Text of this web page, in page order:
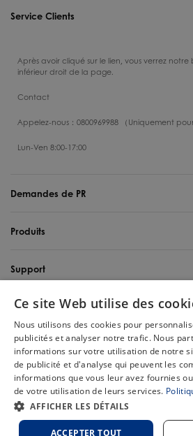
Service Clients
Après avoir cliqué sur le lien, vous verrez
inférieur droit de la page.
Contact
Appelez-nous：0800969988 （Uniquement
Lun-Ven 8:00-17:00
Demandes de PR
Produits
Support
Qui sommes-nous
France / Français
Copyright 2025 Tineco Intelligent Germany
réservés.
site
cookies
Ce site Web utilise des
Nous utilisons des cookies pour
publicités et analyser notre trafic. Nous
informations sur votre utilisation de notre
de publicité et d'analyse qui peuvent les
informations que vous leur avez fournies
de votre utilisation de leurs services.
AFFICHER LES DÉTAILS
ACCEPTER TOUT